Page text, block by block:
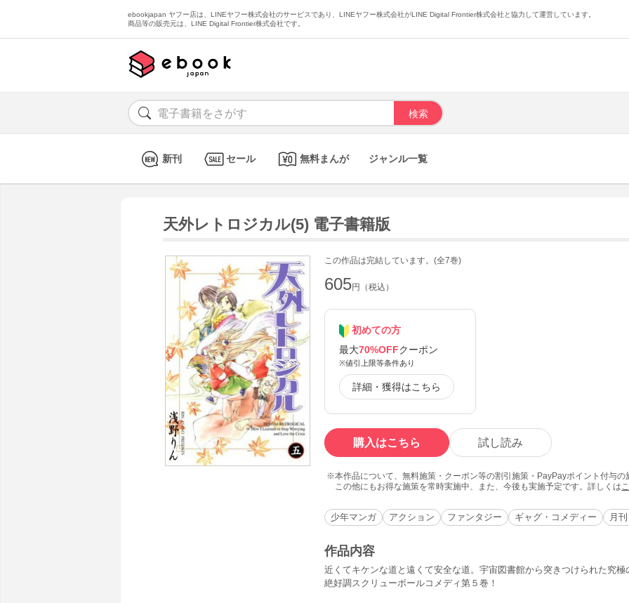
ebookjapan ヤフー店は、LINEヤフー株式会社のサービスであり、LINEヤフー株式会社がLINE Digital Frontier株式会社と協力して運営しています。
商品等の販売元は、LINE Digital Frontier株式会社です。
新刊 セール 無料まんが ジャンル一覧
天外レトロジカル(5) 電子書籍版
この作品は完結しています。(全7巻)
605円（税込）
初めての方
最大70%OFFクーポン
※値引上限等条件あり
詳細・獲得はこちら
購入はこちら 試し読み
本作品について、無料施策・クーポン等の割引施策・PayPayポイント付与
この他にもお得な施策を常時実施中、また、今後も実施予定です。詳しくは
少年マンガ アクション ファンタジー ギャグ・コメディー 月
作品内容
近くてキケンな道と遠くて安全な道。宇宙図書館から突きつけられた究
絶好調スクリューボールコメディ第５巻！